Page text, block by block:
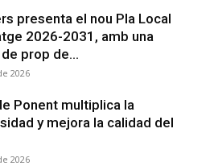
presenta el nou Pla Local
2026-2031, amb una
prop de...
2026
Ponent multiplica la
y mejora la calidad del
2026